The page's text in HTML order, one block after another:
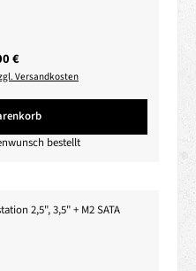
Preis:
€
Versandkosten
bestellt